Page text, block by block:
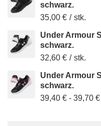
schwarz.
35,00 € / stk.
Under Armour
schwarz.
32,60 € / stk.
Under Armour
schwarz.
39,40 € - 39,70 €